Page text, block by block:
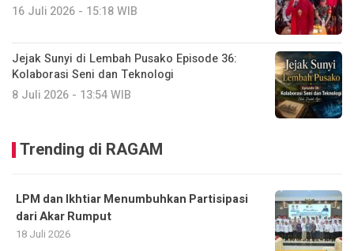
16 Juli 2026 - 15:18 WIB
Jejak Sunyi di Lembah Pusako Episode 36:
Kolaborasi Seni dan Teknologi
8 Juli 2026 - 13:54 WIB
Trending di RAGAM
LPM dan Ikhtiar Menumbuhkan Partisipasi
dari Akar Rumput
18 Juli 2026